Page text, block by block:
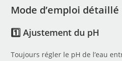
Mode d’emploi détaillé
1️⃣ Ajustement du pH
Toujours régler le pH de l’eau